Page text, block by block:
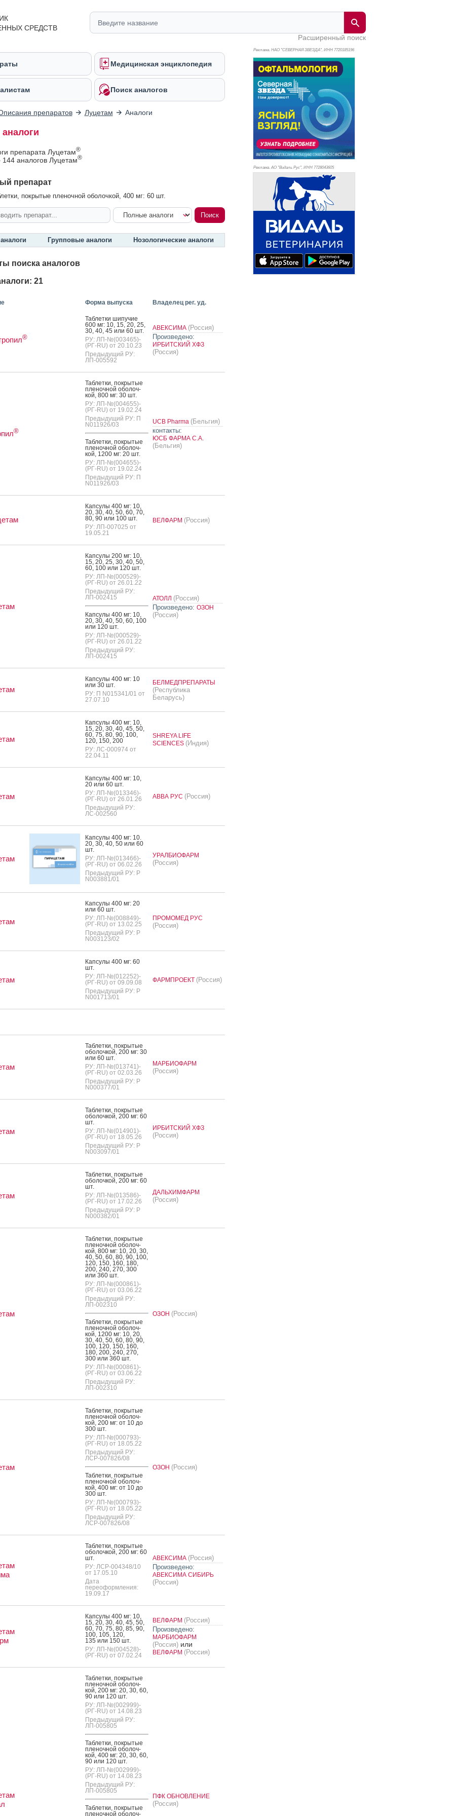
СРЕДСТВ
Расширенный поиск
Медицинская энциклопедия
Поиск аналогов
препаратов Луцетам Аналоги
препарата Луцетам®
144 аналогов Луцетам®
препарат
покрытые пленочной оболочкой, 400 мг: 60 шт.
Групповые аналоги Нозологические аналоги
поиска аналогов
21
Форма выпуска Владелец рег. уд.
®
Таб­летки ши­пучие
600 мг: 10, 15, 20, 25,
30, 40, 45 или 60 шт.
РУ: ЛП-№(003465)-
(РГ-RU) от 20.10.23
Предыдущий РУ:
ЛП-005592
АВЕКСИМА (Россия)
Произведено:
ИРБИТСКИЙ ХФЗ
(Россия)
®
Таб­летки, пок­ры­тые
пле­ноч­ной обо­лоч­
кой, 800 мг: 30 шт.
РУ: ЛП-№(004655)-
(РГ-RU) от 19.02.24
Предыдущий РУ: П
N011926/03
Таб­летки, пок­ры­тые
пле­ноч­ной обо­лоч­
кой, 1200 мг: 20 шт.
РУ: ЛП-№(004655)-
(РГ-RU) от 19.02.24
Предыдущий РУ: П
N011926/03
UCB Pharma (Бельгия)
контакты:
ЮСБ ФАРМА С.А.
(Бельгия)
Кап­су­лы 400 мг: 10,
20, 30, 40, 50, 60, 70,
80, 90 или 100 шт.
РУ: ЛП-007025 от
19.05.21
ВЕЛФАРМ (Россия)
Кап­су­лы 200 мг: 10,
15, 20, 25, 30, 40, 50,
60, 100 или 120 шт.
РУ: ЛП-№(000529)-
(РГ-RU) от 26.01.22
Предыдущий РУ:
ЛП-002415
Кап­су­лы 400 мг: 10,
20, 30, 40, 50, 60, 100
или 120 шт.
РУ: ЛП-№(000529)-
(РГ-RU) от 26.01.22
Предыдущий РУ:
ЛП-002415
АТОЛЛ (Россия)
Произведено: ОЗОН
(Россия)
Кап­су­лы 400 мг: 10
или 30 шт.
РУ: П N015341/01 от
27.07.10
БЕЛМЕДПРЕПАРАТЫ
(Республика
Беларусь)
Кап­су­лы 400 мг: 10,
15, 20, 30, 40, 45, 50,
60, 75, 80, 90, 100,
120, 150, 200
РУ: ЛС-000974 от
22.04.11
SHREYA LIFE
SCIENCES (Индия)
Кап­су­лы 400 мг: 10,
20 или 60 шт.
РУ: ЛП-№(013346)-
(РГ-RU) от 26.01.26
Предыдущий РУ:
ЛС-002560
АВВА РУС (Россия)
Кап­су­лы 400 мг: 10.
20, 30, 40, 50 или 60
шт.
РУ: ЛП-№(013466)-
(РГ-RU) от 06.02.26
Предыдущий РУ: Р
N003881/01
УРАЛБИОФАРМ
(Россия)
Кап­су­лы 400 мг: 20
или 60 шт.
РУ: ЛП-№(008849)-
(РГ-RU) от 13.02.25
Предыдущий РУ: Р
N003123/02
ПРОМОМЕД РУС
(Россия)
Кап­су­лы 400 мг: 60
шт.
РУ: ЛП-№(012252)-
(РГ-RU) от 09.09.08
Предыдущий РУ: Р
N001713/01
ФАРМПРОЕКТ (Россия)
Таб­летки, пок­ры­тые
обо­лоч­кой, 200 мг: 30
или 60 шт.
РУ: ЛП-№(013741)-
(РГ-RU) от 02.03.26
Предыдущий РУ: Р
N000377/01
МАРБИОФАРМ
(Россия)
Таб­летки, пок­ры­тые
обо­лоч­кой, 200 мг: 60
шт.
РУ: ЛП-№(014901)-
(РГ-RU) от 18.05.26
Предыдущий РУ: Р
N003097/01
ИРБИТСКИЙ ХФЗ
(Россия)
Таб­летки, пок­ры­тые
обо­лоч­кой, 200 мг: 60
шт.
РУ: ЛП-№(013586)-
(РГ-RU) от 17.02.26
Предыдущий РУ: Р
N000382/01
ДАЛЬХИМФАРМ
(Россия)
Таб­летки, пок­ры­тые
пле­ноч­ной обо­лоч­
кой, 800 мг: 10, 20, 30,
40, 50, 60, 80, 90, 100,
120, 150, 160, 180,
200, 240, 270, 300
или 360 шт.
РУ: ЛП-№(000861)-
(РГ-RU) от 03.06.22
Предыдущий РУ:
ЛП-002310
Таб­летки, пок­ры­тые
пле­ноч­ной обо­лоч­
кой, 1200 мг: 10, 20,
30, 40, 50, 60, 80, 90,
100, 120, 150, 160,
180, 200, 240, 270,
300 или 360 шт.
РУ: ЛП-№(000861)-
(РГ-RU) от 03.06.22
Предыдущий РУ:
ЛП-002310
ОЗОН (Россия)
Таб­летки, пок­ры­тые
пле­ноч­ной обо­лоч­
кой, 200 мг: от 10 до
300 шт.
РУ: ЛП-№(000793)-
(РГ-RU) от 18.05.22
Предыдущий РУ:
ЛСР-007826/08
Таб­летки, пок­ры­тые
пле­ноч­ной обо­лоч­
кой, 400 мг: от 10 до
300 шт.
РУ: ЛП-№(000793)-
(РГ-RU) от 18.05.22
Предыдущий РУ:
ЛСР-007826/08
ОЗОН (Россия)
Таб­летки, пок­ры­тые
обо­лоч­кой, 200 мг: 60
шт.
РУ: ЛСР-004348/10
от 17.05.10
Дата
переоформления:
19.09.17
АВЕКСИМА (Россия)
Произведено:
АВЕКСИМА СИБИРЬ
(Россия)
Кап­су­лы 400 мг: 10,
15, 20, 30, 40, 45, 50,
60, 70, 75, 80, 85, 90,
100, 105, 120,
135 или 150 шт.
РУ: ЛП-№(004528)-
(РГ-RU) от 07.02.24
ВЕЛФАРМ (Россия)
Произведено:
МАРБИОФАРМ
(Россия)или
ВЕЛФАРМ (Россия)
Таб­летки, пок­ры­тые
пле­ноч­ной обо­лоч­
кой, 200 мг: 20, 30, 60,
90 или 120 шт.
РУ: ЛП-№(002999)-
(РГ-RU) от 14.08.23
Предыдущий РУ:
ЛП-005805
Таб­летки, пок­ры­тые
пле­ноч­ной обо­лоч­
кой, 400 мг: 20, 30, 60,
90 или 120 шт.
РУ: ЛП-№(002999)-
(РГ-RU) от 14.08.23
Предыдущий РУ:
ЛП-005805
Таб­летки, пок­ры­тые
пле­ноч­ной обо­лоч­
ПФК ОБНОВЛЕНИЕ
(Россия)
Реклама. НАО "СЕВЕРНАЯ ЗВЕЗДА", ИНН 7720185196
Реклама. АО "Видаль Рус", ИНН 7728043605